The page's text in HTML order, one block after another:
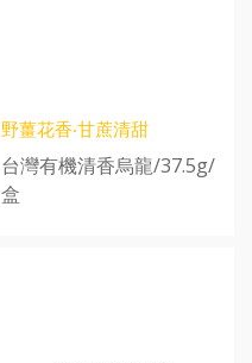
野薑花香‧甘蔗清甜
台灣有機清香烏龍/37.5g/
盒